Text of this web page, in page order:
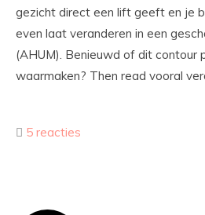
gezicht direct een lift geeft en je
even laat veranderen in een
(AHUM). Benieuwd of dit contour
waarmaken? Then read vooral
5 reacties